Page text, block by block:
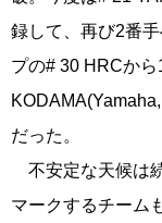
録して、再び2番
プの# 30 HRCか
だった。
不安定な天候は
マークするチーム